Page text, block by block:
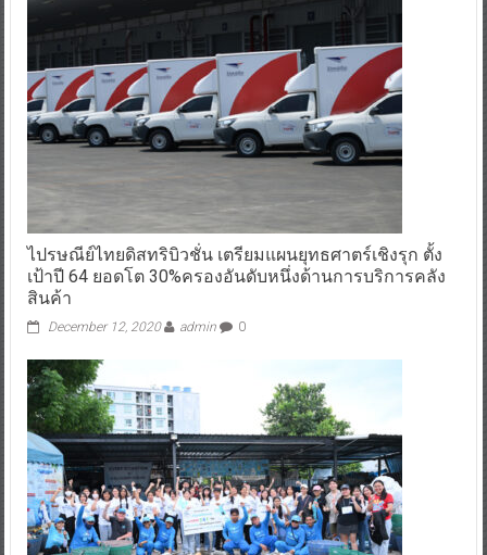
ไปรษณีย์ไทยดิสทริบิวชั่น เตรียมแผนยุทธศาตร์เชิงรุก ตั้ง
เป้าปี 64 ยอดโต 30%ครองอันดับหนึ่งด้านการบริการคลัง
สินค้า
December 12, 2020 admin 0